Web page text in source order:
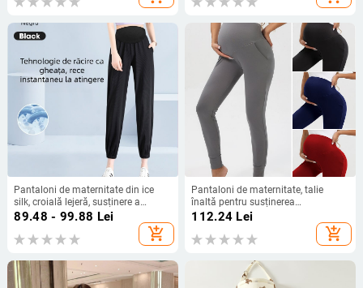
Pantaloni de maternitate din ice
silk, croială lejeră, susținere a
abdomenului, lungime 9/10,
mărime plus, efect slim, aspect de
picioare goale
89.48 - 99.88 Lei
add_shopping_cart
Pantaloni de maternitate, talie
înaltă pentru susținerea
abdomenului, cu buzunare, Milk Silk
poliester-elastan, grosime medie,
croială strâmtă
112.24 Lei
add_shopping_cart